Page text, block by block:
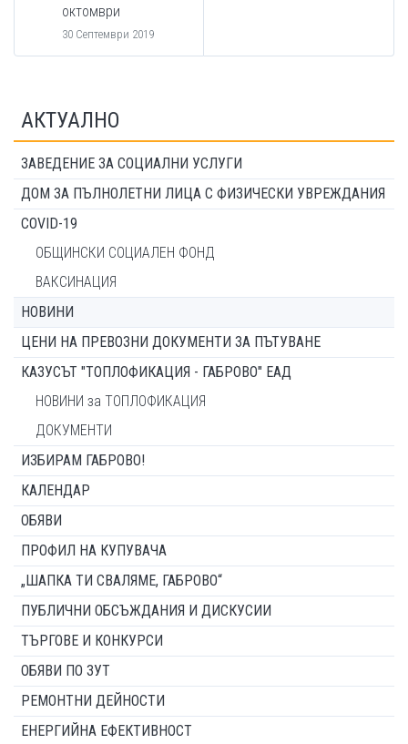
октомври
30 Септември 2019
АКТУАЛНО
ЗАВЕДЕНИЕ ЗА СОЦИАЛНИ УСЛУГИ
ДОМ ЗА ПЪЛНОЛЕТНИ ЛИЦА С ФИЗИЧЕСКИ УВРЕЖДАНИЯ
COVID-19
ОБЩИНСКИ СОЦИАЛЕН ФОНД
ВАКСИНАЦИЯ
НОВИНИ
ЦЕНИ НА ПРЕВОЗНИ ДОКУМЕНТИ ЗА ПЪТУВАНЕ
КАЗУСЪТ "ТОПЛОФИКАЦИЯ - ГАБРОВО" ЕАД
НОВИНИ за ТОПЛОФИКАЦИЯ
ДОКУМЕНТИ
ИЗБИРАМ ГАБРОВО!
КАЛЕНДАР
ОБЯВИ
ПРОФИЛ НА КУПУВАЧА
„ШАПКА ТИ СВАЛЯМЕ, ГАБРОВО“
ПУБЛИЧНИ ОБСЪЖДАНИЯ И ДИСКУСИИ
ТЪРГОВЕ И КОНКУРСИ
ОБЯВИ ПО ЗУТ
РЕМОНТНИ ДЕЙНОСТИ
ЕНЕРГИЙНА ЕФЕКТИВНОСТ